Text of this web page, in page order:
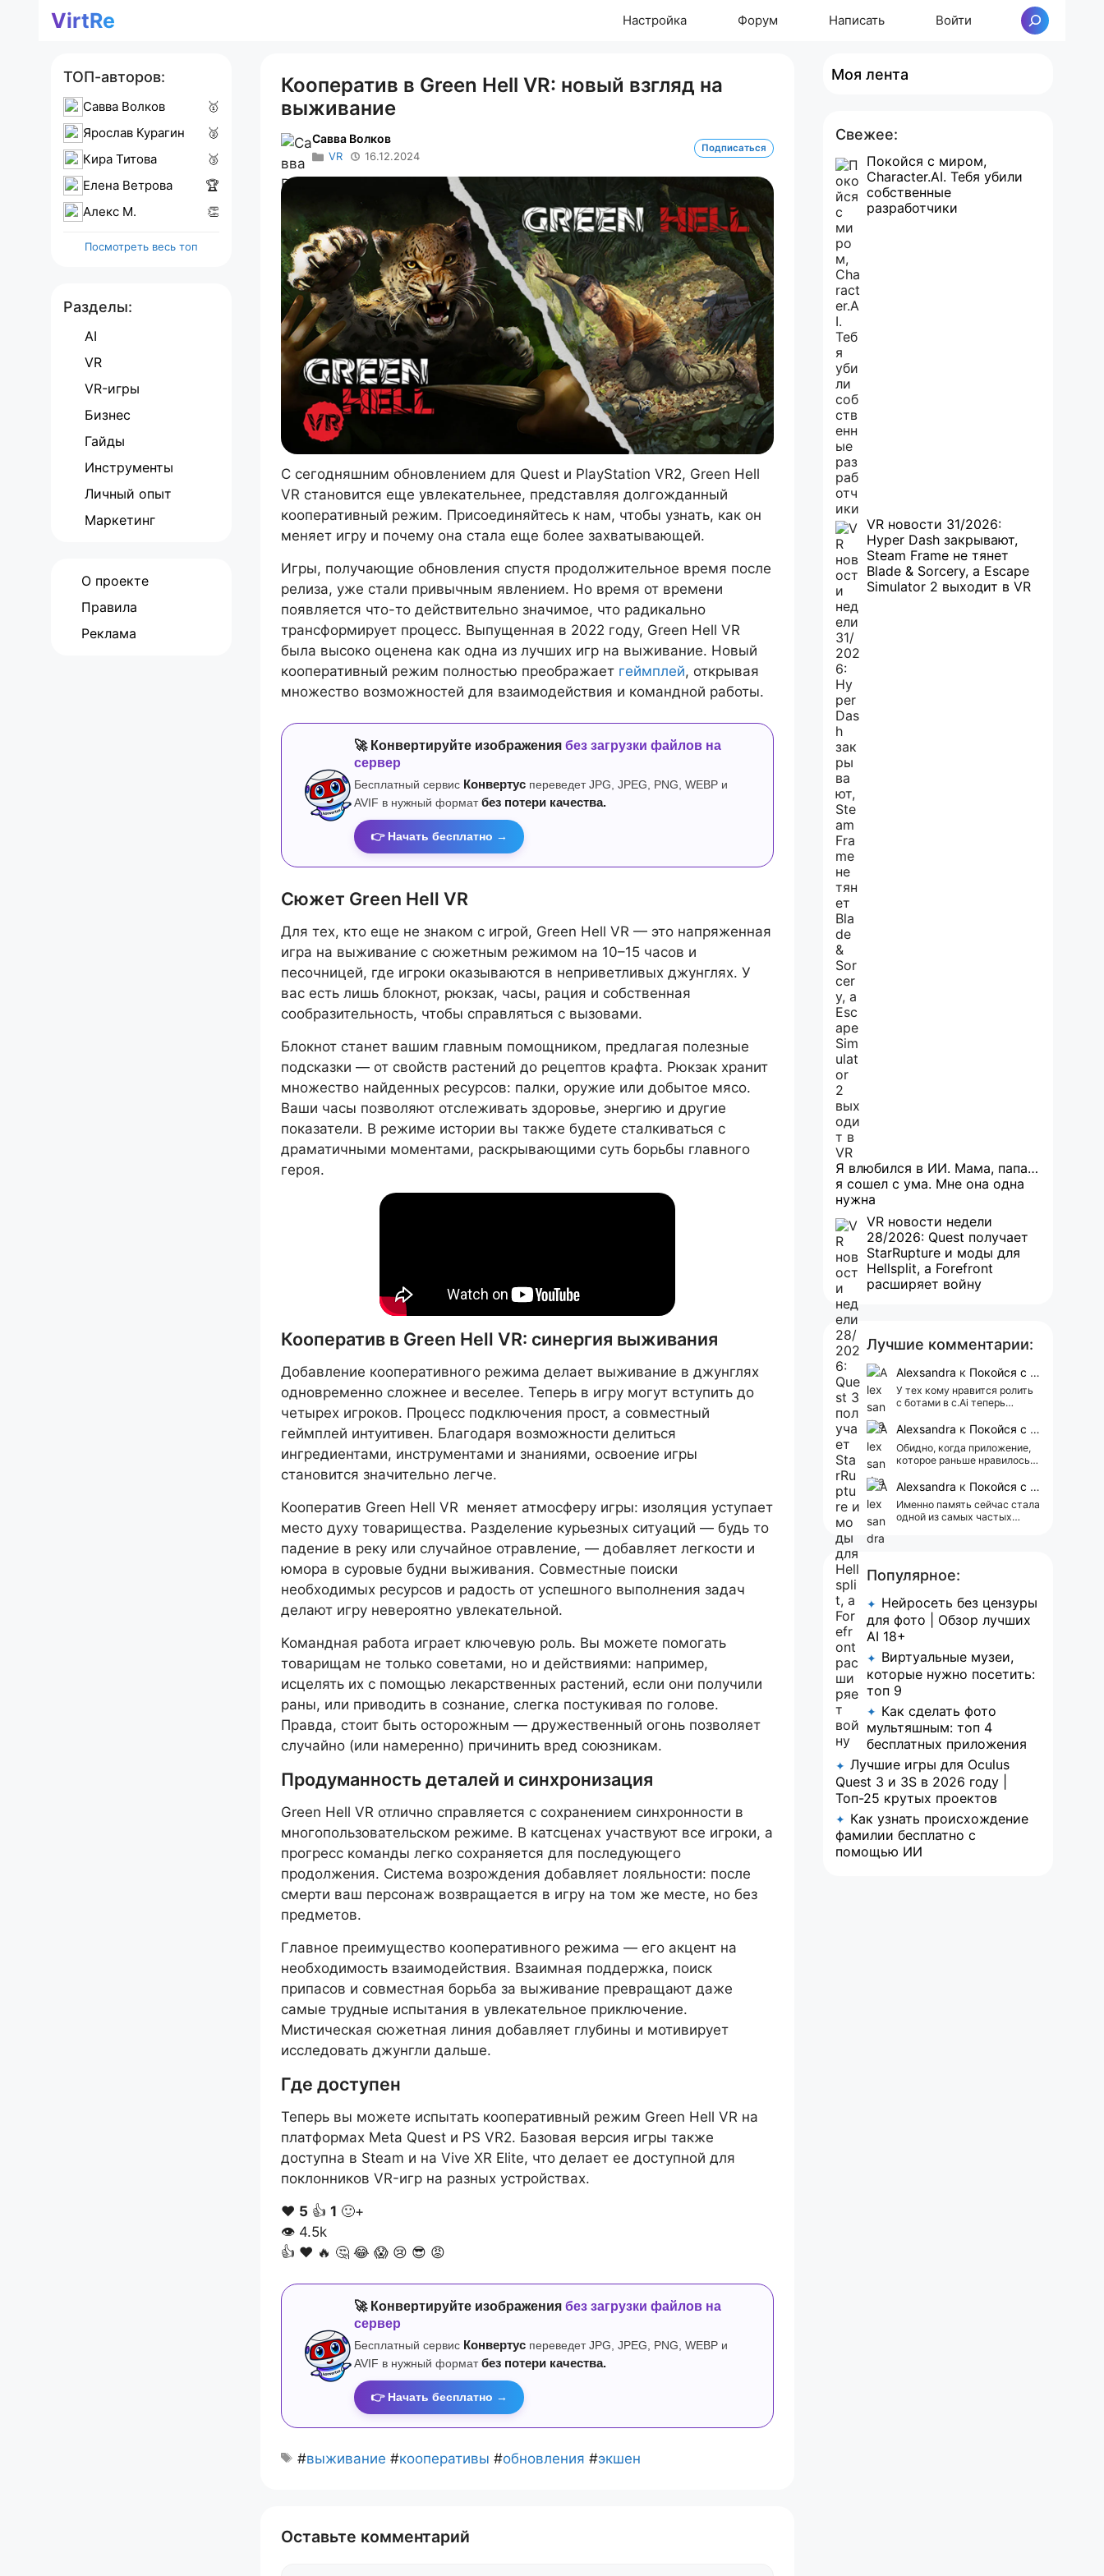
ПерейтиVirtRe Настройка Форум Написать Войти Поиск
Кооператив в Green Hell VR: новый взгляд на
выживание
Савва Волков
VR 16.12.2024
Подписаться
С сегодняшним обновлением для Quest и PlayStation VR2, Green Hell
VR становится еще увлекательнее, представляя долгожданный
кооперативный режим. Присоединяйтесь к нам, чтобы узнать, как он
меняет игру и почему она стала еще более захватывающей.
Игры, получающие обновления спустя продолжительное время после
релиза, уже стали привычным явлением. Но время от времени
появляется что-то действительно значимое, что радикально
трансформирует процесс. Выпущенная в 2022 году, Green Hell VR
была высоко оценена как одна из лучших игр на выживание. Новый
кооперативный режим полностью преображает геймплей, открывая
множество возможностей для взаимодействия и командной работы.
🚀 Конвертируйте изображения без загрузки файлов на
сервер
Бесплатный сервис Конвертус переведет JPG, JPEG, PNG, WEBP и
AVIF в нужный формат без потери качества.
👉 Начать бесплатно →
Сюжет Green Hell VR
Для тех, кто еще не знаком с игрой, Green Hell VR — это напряженная
игра на выживание с сюжетным режимом на 10–15 часов и
песочницей, где игроки оказываются в неприветливых джунглях. У
вас есть лишь блокнот, рюкзак, часы, рация и собственная
сообразительность, чтобы справляться с вызовами.
Блокнот станет вашим главным помощником, предлагая полезные
подсказки — от свойств растений до рецептов крафта. Рюкзак хранит
множество найденных ресурсов: палки, оружие или добытое мясо.
Ваши часы позволяют отслеживать здоровье, энергию и другие
показатели. В режиме истории вы также будете сталкиваться с
драматичными моментами, раскрывающими суть борьбы главного
героя.
Кооператив в Green Hell VR: синергия выживания
Добавление кооперативного режима делает выживание в джунглях
одновременно сложнее и веселее. Теперь в игру могут вступить до
четырех игроков. Процесс подключения прост, а совместный
геймплей интуитивен. Благодаря возможности делиться
ингредиентами, инструментами и знаниями, освоение игры
становится значительно легче.
Кооператив Green Hell VR меняет атмосферу игры: изоляция уступает
место духу товарищества. Разделение курьезных ситуаций — будь то
падение в реку или случайное отравление, — добавляет легкости и
юмора в суровые будни выживания. Совместные поиски
необходимых ресурсов и радость от успешного выполнения задач
делают игру невероятно увлекательной.
Командная работа играет ключевую роль. Вы можете помогать
товарищам не только советами, но и действиями: например,
исцелять их с помощью лекарственных растений, если они получили
раны, или приводить в сознание, слегка постукивая по голове.
Правда, стоит быть осторожным — дружественный огонь позволяет
случайно (или намеренно) причинить вред союзникам.
Продуманность деталей и синхронизация
Green Hell VR отлично справляется с сохранением синхронности в
многопользовательском режиме. В катсценах участвуют все игроки, а
прогресс команды легко сохраняется для последующего
продолжения. Система возрождения добавляет лояльности: после
смерти ваш персонаж возвращается в игру на том же месте, но без
предметов.
Главное преимущество кооперативного режима — его акцент на
необходимость взаимодействия. Взаимная поддержка, поиск
припасов и совместная борьба за выживание превращают даже
самые трудные испытания в увлекательное приключение.
Мистическая сюжетная линия добавляет глубины и мотивирует
исследовать джунгли дальше.
Где доступен
Теперь вы можете испытать кооперативный режим Green Hell VR на
платформах Meta Quest и PS VR2. Базовая версия игры также
доступна в Steam и на Vive XR Elite, что делает ее доступной для
поклонников VR-игр на разных устройствах.
❤️ 5 👍 1 🙂+
👁 4.5k
👍 ❤️ 🔥 🤔 😂 😱 😢 😎 😡
🚀 Конвертируйте изображения без загрузки файлов на
сервер
Бесплатный сервис Конвертус переведет JPG, JPEG, PNG, WEBP и
AVIF в нужный формат без потери качества.
👉 Начать бесплатно →
#выживание #кооперативы #обновления #экшен
Оставьте комментарий
ТОП-авторов:
Савва Волков
🥇
Ярослав Курагин
🥈
Кира Титова
🥉
Елена Ветрова
🏆
Алекс M.
👏
Посмотреть весь топ
Разделы:
AI
VR
VR-игры
Бизнес
Гайды
Инструменты
Личный опыт
Маркетинг
О проекте
Правила
Реклама
Моя лента
Свежее:
Покойся с миром,
Character.AI. Тебя убили
собственные
разработчики
VR новости 31/2026:
Hyper Dash закрывают,
Steam Frame не тянет
Blade & Sorcery, а Escape
Simulator 2 выходит в VR
Я влюбился в ИИ. Мама, папа…
я сошел с ума. Мне она одна
нужна
VR новости недели
28/2026: Quest получает
StarRupture и моды для
Hellsplit, а Forefront
расширяет войну
Лучшие комментарии:
Alexsandra к Покойся с миром, Character.AI. Тебя убили собственные разработчики
У тех кому нравится ролить
с ботами в c.Ai теперь
АААААА 😁 ХВАТИТ 🤯😖😵‍💫
Alexsandra к Покойся с миром, Character.AI. Тебя убили собственные разработчики
Обидно, когда приложение,
которое раньше нравилось, а
реклама 😢
Alexsandra к Покойся с миром, Character.AI. Тебя убили собственные разработчики
Именно память сейчас стала
одной из самых частых
Популярное:
✦ Нейросеть без цензуры
для фото | Обзор лучших
AI 18+
✦ Виртуальные музеи,
которые нужно посетить:
топ 9
✦ Как сделать фото
мультяшным: топ 4
бесплатных приложения
✦ Лучшие игры для Oculus
Quest 3 и 3S в 2026 году |
Топ-25 крутых проектов
✦ Как узнать происхождение
фамилии бесплатно с
помощью ИИ